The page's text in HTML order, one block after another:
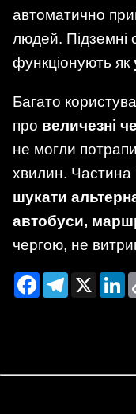
автоматично
людей. Підземні
функціонують як
Багато
про величезні
не могли
хвилин. Частина
шукати
автобуси,
чергою, не
FacebookTelegram
X